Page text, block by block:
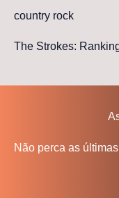
country rock
The Strokes:
Não perca as